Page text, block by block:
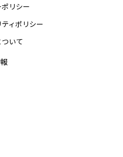
ポリシー
ィポリシー
ついて